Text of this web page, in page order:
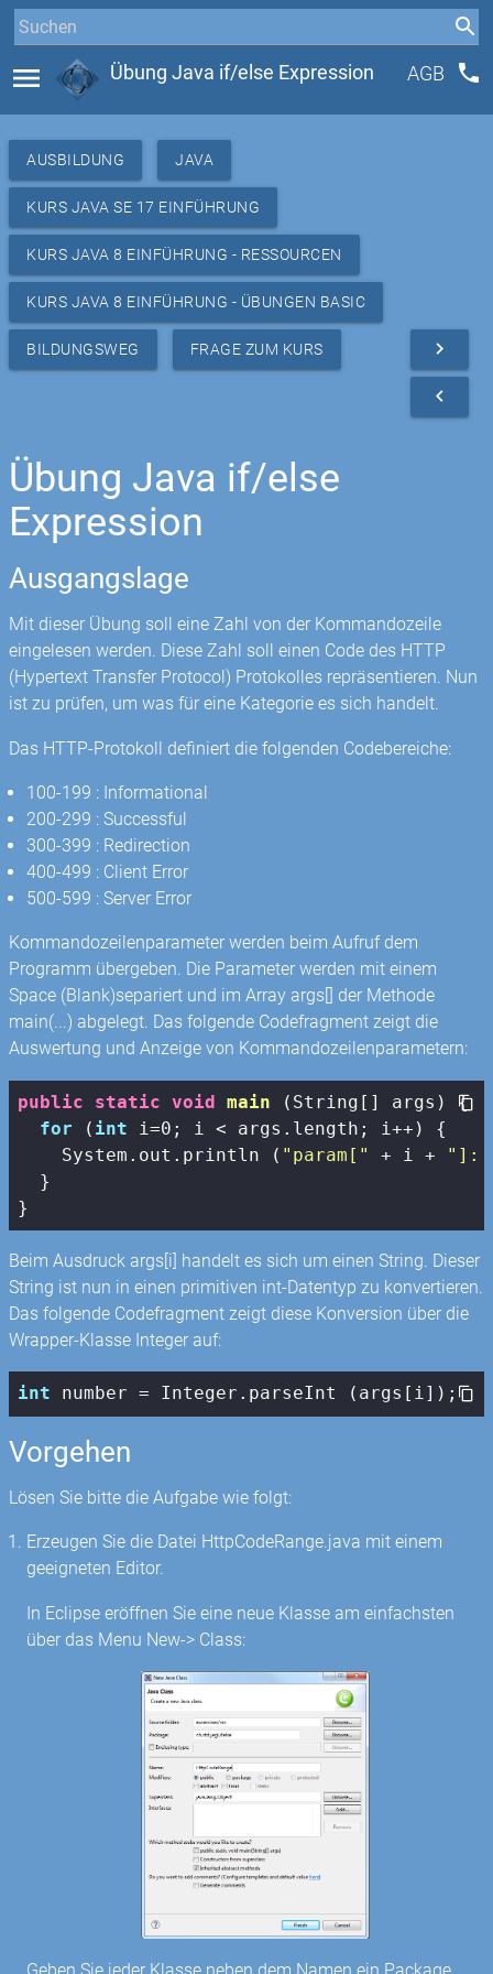
menu Übung Java if/else Expression AGB phone
AUSBILDUNG JAVA
KURS JAVA SE 17 EINFÜHRUNG
KURS JAVA 8 EINFÜHRUNG - RESSOURCEN
KURS JAVA 8 EINFÜHRUNG - ÜBUNGEN BASIC
BILDUNGSWEG FRAGE ZUM KURS navigate_next
navigate_before
Übung Java if/else
Expression
Ausgangslage
Mit dieser Übung soll eine Zahl von der Kommandozeile
eingelesen werden. Diese Zahl soll einen Code des HTTP
(Hypertext Transfer Protocol) Protokolles repräsentieren. Nun
ist zu prüfen, um was für eine Kategorie es sich handelt.
Das HTTP-Protokoll definiert die folgenden Codebereiche:
100-199 : Informational
200-299 : Successful
300-399 : Redirection
400-499 : Client Error
500-599 : Server Error
Kommandozeilenparameter werden beim Aufruf dem
Programm übergeben. Die Parameter werden mit einem
Space (Blank)separiert und im Array args[] der Methode
main(...) abgelegt. Das folgende Codefragment zeigt die
Auswertung und Anzeige von Kommandozeilenparametern:
public static void main (String[] args)
{
for ( int i=0 ; i < args.length; i++) {
    System.out.println (
"param[" + i + "]:
  }
}
Beim Ausdruck args[i] handelt es sich um einen String. Dieser
String ist nun in einen primitiven int-Datentyp zu konvertieren.
Das folgende Codefragment zeigt diese Konversion über die
Wrapper-Klasse Integer auf:
int number = Integer.parseInt (args[i]);
Vorgehen
Lösen Sie bitte die Aufgabe wie folgt:
Erzeugen Sie die Datei HttpCodeRange.java mit einem
geeigneten Editor.
In Eclipse eröffnen Sie eine neue Klasse am einfachsten
über das Menu New-> Class:
Geben Sie jeder Klasse neben dem Namen ein Package